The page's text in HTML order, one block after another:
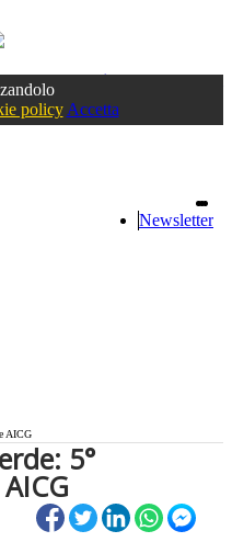
Accedioppure registrati
policy Accetta
Newsletter
AICG
5°